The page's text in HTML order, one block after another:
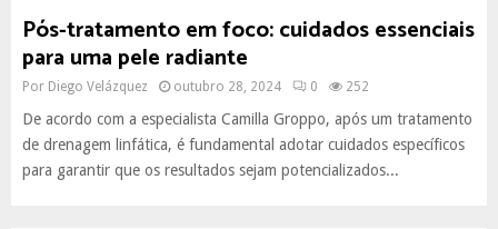
Pós-tratamento em foco: cuidados essenciais
para uma pele radiante
Por Diego Velázquez outubro 28, 2024 0 252
De acordo com a especialista Camilla Groppo, após um tratamento
de drenagem linfática, é fundamental adotar cuidados específicos
para garantir que os resultados sejam potencializados...